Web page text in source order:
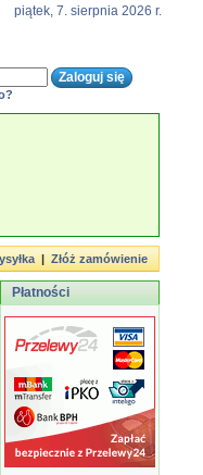
piątek, 7. sierpnia 2026 r.
|Złóż zamówienie
Płatności